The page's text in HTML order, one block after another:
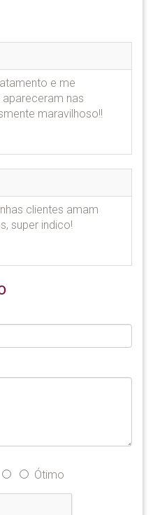
e me
nas
maravilhoso!!
clientes amam
super indico!
Ótimo